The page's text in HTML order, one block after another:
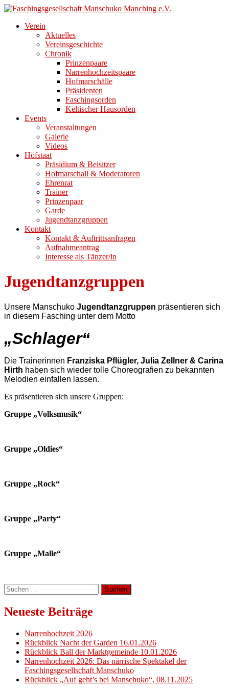
Direkt
Inhalt
Verein
Aktuelles
Vereinsgeschichte
Chronik
Prinzenpaare
Narrenhochzeitspaare
Hofmarschälle
Präsidenten
Faschingsorden
Keltischer Hausorden
Events
Veranstaltungen
Galerie
Videos
Hofstaat
Präsidium & Beisitzer
Hofmarschall & Moderatoren
Ehrenrat
Trainer
Prinzenpaar
Garde
Jugendtanzgruppen
Kontakt
Kontakt & Auftrittsanfragen
Aufnahmeantrag
Interesse als Tänzer/in
Jugendtanzgruppen
Unsere Manschuko Jugendtanzgruppen präsentieren sich
in diesem Fasching unter dem Motto
„Schlager“
Die Trainerinnen Franziska Pflügler, Julia Zellner & Carina
Hirth haben sich wieder tolle Choreografien zu bekannten
Melodien einfallen lassen.
Es präsentieren sich unsere Gruppen:
Gruppe „Volksmusik“
Gruppe „Oldies“
Gruppe „Rock“
Gruppe „Party“
Gruppe „Malle“
Suchen
nach:
Neueste Beiträge
Narrenhochzeit 2026
Rückblick Nacht der Garden 16.01.2026
Rückblick Ball der Marktgemeinde 10.01.2026
Narrenhochzeit 2026: Das närrische Spektakel der
Faschingsgesellschaft Manschuko
Rückblick „Auf geht’s bei Manschuko“, 08.11.2025